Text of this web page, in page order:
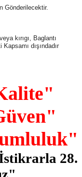
Gönderilecektir.
kırıgı, Baglantı
dışındadır
28.